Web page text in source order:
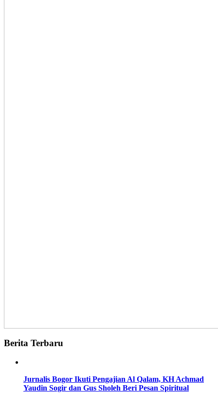
Berita Terbaru
Jurnalis Bogor Ikuti Pengajian Al Qalam, KH Achmad
Yaudin Sogir dan Gus Sholeh Beri Pesan Spiritual